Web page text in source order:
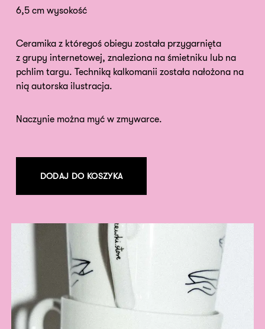
6,5 cm wysokość
Ceramika z któregoś obiegu została przygarnięta
z grupy internetowej, znaleziona na śmietniku lub na
pchlim targu. Techniką kalkomanii została nałożona na
nią autorska ilustracja.
Naczynie można myć w zmywarce.
DODAJ DO KOSZYKA